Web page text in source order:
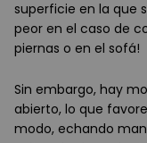
superficie en la que
peor en el caso de
piernas o en el sofá!
Sin embargo, hay
abierto, lo que
modo, echando